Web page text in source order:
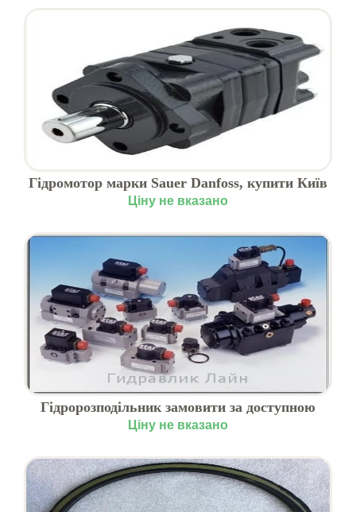
Гідромотор марки Sauer Danfoss, купити Київ
Ціну не вказано
Гідророзподільник замовити за доступною
ціною
Ціну не вказано